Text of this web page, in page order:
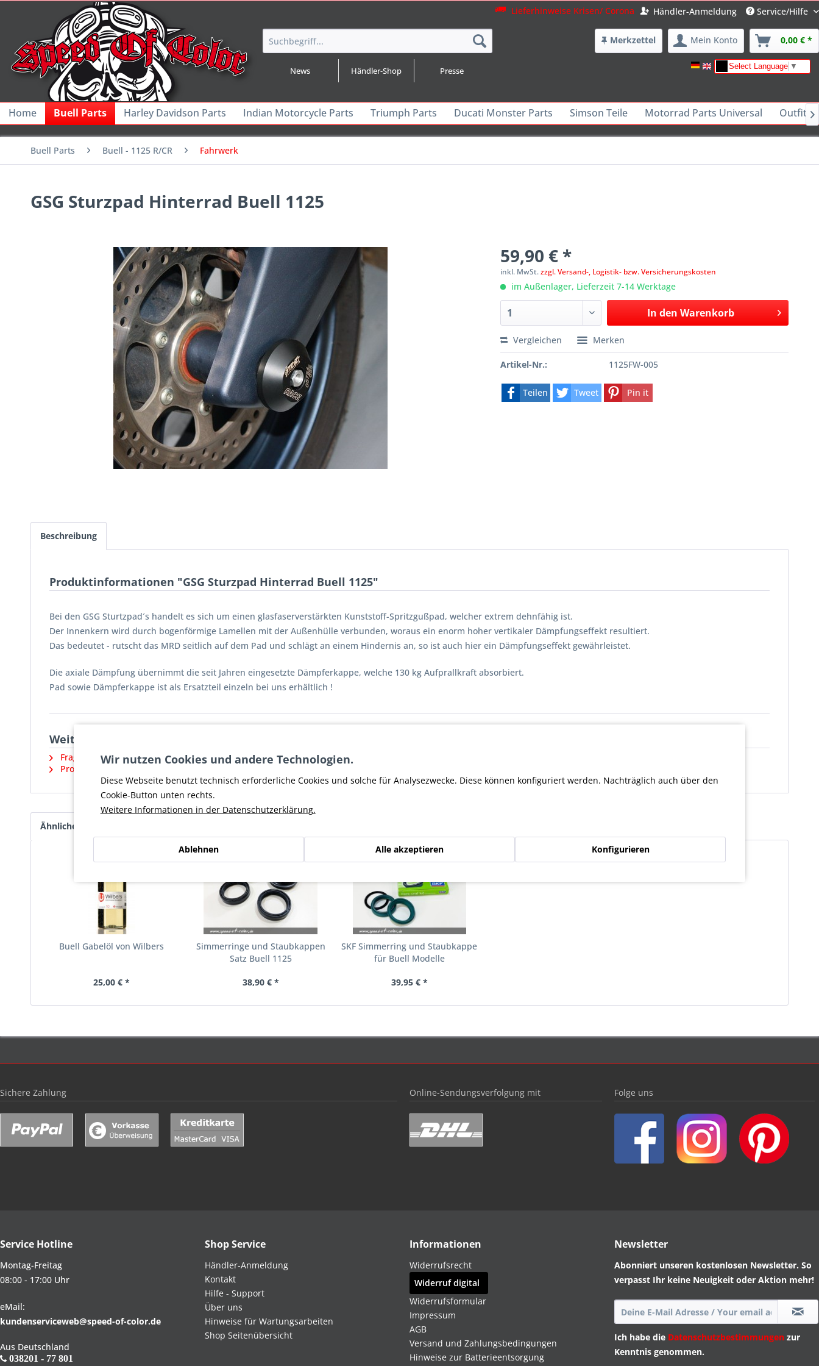
Lieferhinweise Krisen/ Corona Händler-Anmeldung Service/Hilfe
News Händler-Shop Presse
Merkzettel Mein Konto 0,00 € *
Select Language ▼
Home Buell Parts Harley Davidson Parts Indian Motorcycle Parts Triumph Parts Ducati Monster Parts Simson Teile Motorrad Parts Universal Outfits -

Buell Parts Buell - 1125 R/CR Fahrwerk
GSG Sturzpad Hinterrad Buell 1125
59,90 € *
inkl. MwSt.zzgl. Versand-, Logistik- bzw. Versicherungskosten
im Außenlager, Lieferzeit 7-14 Werktage
In den Warenkorb
Vergleichen Merken
Artikel-Nr.: 1125FW-005
Teilen Tweet Pin it
Beschreibung
Produktinformationen "GSG Sturzpad Hinterrad Buell 1125"
Bei den GSG Sturtzpad´s handelt es sich um einen glasfaserverstärkten Kunststoff-Spritzgußpad, welcher extrem dehnfähig ist.
Der Innenkern wird durch bogenförmige Lamellen mit der Außenhülle verbunden, woraus ein enorm hoher vertikaler Dämpfungseffekt resultiert.
Das bedeutet - rutscht das MRD seitlich auf dem Pad und schlägt an einem Hindernis an, so ist auch hier ein Dämpfungseffekt gewährleistet.
Die axiale Dämpfung übernimmt die seit Jahren eingesetzte Dämpferkappe, welche 130 kg Aufprallkraft absorbiert.
Pad sowie Dämpferkappe ist als Ersatzteil einzeln bei uns erhältlich !
Weiterführende Links zu "GSG Sturzpad Hinterrad Buell 1125"
Fragen zum Artikel?
Produktsicherheit und weitere Artikel vom Hersteller SOC
Ähnliche Artikel
Buell Gabelöl von Wilbers
25,00 € *
Simmerringe und Staubkappen
Satz Buell 1125
38,90 € *
SKF Simmerring und Staubkappe
für Buell Modelle
39,95 € *
Sichere Zahlung Online-Sendungsverfolgung mit Folge uns
Service Hotline
Montag-Freitag
08:00 - 17:00 Uhr
eMail:
kundenserviceweb@speed-of-color.de
Aus Deutschland
038201 - 77 801
Shop Service
Händler-Anmeldung
Kontakt
Hilfe - Support
Über uns
Hinweise für Wartungsarbeiten
Shop Seitenübersicht
Informationen
Widerrufsrecht
Widerruf digital
Widerrufsformular
Impressum
AGB
Versand und Zahlungsbedingungen
Hinweise zur Batterieentsorgung
Newsletter
Abonniert unseren kostenlosen Newsletter. So
verpasst Ihr keine Neuigkeit oder Aktion mehr!
Ich habe die Datenschutzbestimmungen zur
Kenntnis genommen.
Wir nutzen Cookies und andere Technologien.
Diese Webseite benutzt technisch erforderliche Cookies und solche für Analysezwecke. Diese können konfiguriert werden. Nachträglich auch über den
Cookie-Button unten rechts.
Weitere Informationen in der Datenschutzerklärung.
Ablehnen Alle akzeptieren Konfigurieren